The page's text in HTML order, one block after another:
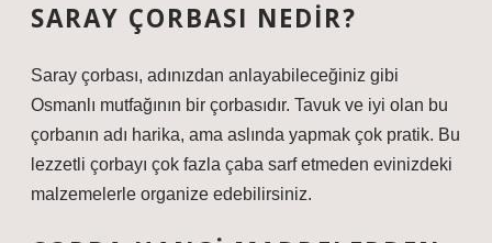
SARAY ÇORBASI NEDIR?
Saray çorbası, adınızdan anlayabileceğiniz gibi
Osmanlı mutfağının bir çorbasıdır. Tavuk ve iyi olan bu
çorbanın adı harika, ama aslında yapmak çok pratik. Bu
lezzetli çorbayı çok fazla çaba sarf etmeden evinizdeki
malzemelerle organize edebilirsiniz.